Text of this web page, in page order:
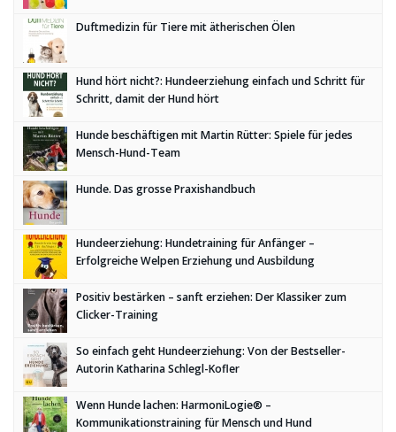
Duftmedizin für Tiere mit ätherischen Ölen
Hund hört nicht?: Hundeerziehung einfach und Schritt für
Schritt, damit der Hund hört
Hunde beschäftigen mit Martin Rütter: Spiele für jedes
Mensch-Hund-Team
Hunde. Das grosse Praxishandbuch
Hundeerziehung: Hundetraining für Anfänger –
Erfolgreiche Welpen Erziehung und Ausbildung
Positiv bestärken – sanft erziehen: Der Klassiker zum
Clicker-Training
So einfach geht Hundeerziehung: Von der Bestseller-
Autorin Katharina Schlegl-Kofler
Wenn Hunde lachen: HarmoniLogie® –
Kommunikationstraining für Mensch und Hund